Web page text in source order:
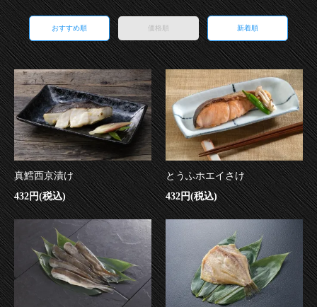
おすすめ順 価格順 新着順
真鱈西京漬け
432円(税込)
とうふホエイさけ
432円(税込)